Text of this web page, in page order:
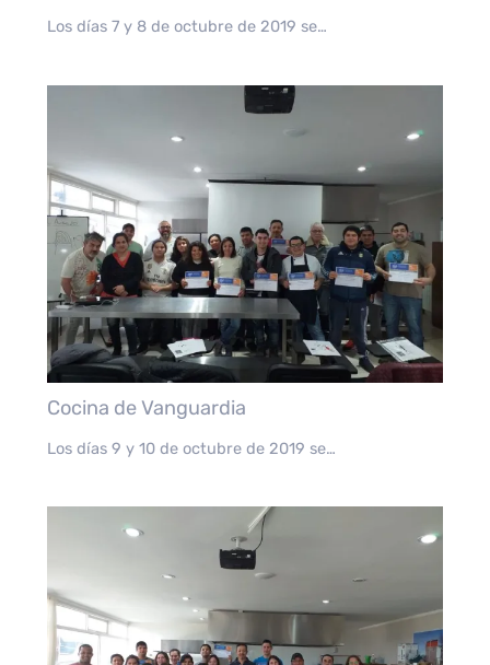
Los días 7 y 8 de octubre de 2019 se…
Cocina de Vanguardia
Los días 9 y 10 de octubre de 2019 se…